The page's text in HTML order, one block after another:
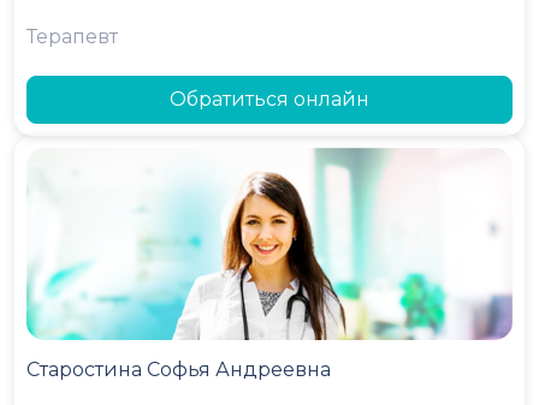
Терапевт
Обратиться онлайн
Старостина Софья Андреевна